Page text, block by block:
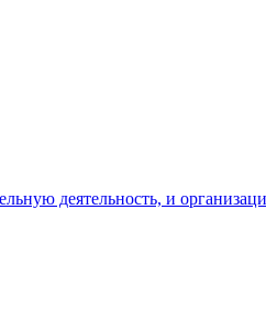
деятельность, и